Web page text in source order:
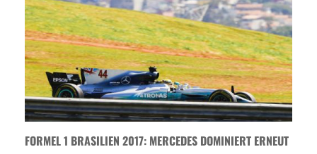
FORMEL 1 BRASILIEN 2017: MERCEDES DOMINIERT ERNEUT